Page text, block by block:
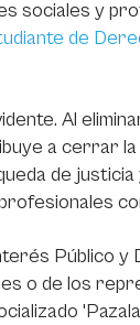
sociales y
de
Al
a cerrar
de
Público
o de los